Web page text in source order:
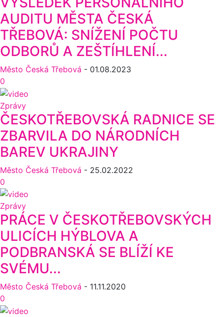
AUDITU MĚSTA ČESKÁ
TŘEBOVÁ: SNÍŽENÍ POČTU
ODBORŮ A ZEŠTÍHLENÍ...
Město Česká Třebová - 01.08.2023
0
Zprávy
ČESKOTŘEBOVSKÁ RADNICE SE
ZBARVILA DO NÁRODNÍCH
BAREV UKRAJINY
Město Česká Třebová - 25.02.2022
0
Zprávy
PRÁCE V ČESKOTŘEBOVSKÝCH
ULICÍCH HÝBLOVA A
PODBRANSKÁ SE BLÍŽÍ KE
SVÉMU...
Město Česká Třebová - 11.11.2020
0